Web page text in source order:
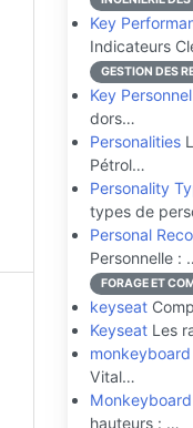
Key
Indicateurs
GESTION DES
Key Personnel
dors…
Personalities
Pétrol…
Personality
types de
Personal
Personnelle :
FORAGE ET
keyseat
Keyseat Les
monkeyboard
Vital…
Monkeyboard
hauteurs : …